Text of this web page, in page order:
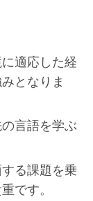
適応した経
となりま
言語を学ぶ
る課題を乗
です。